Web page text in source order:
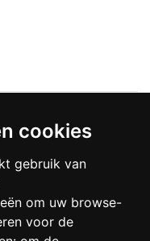
cookies
gebruik van
om uw browse-
voor de